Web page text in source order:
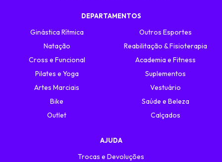
DEPARTAMENTOS
Ginástica Rítmica
Natação
Cross e Funcional
Pilates e Yoga
Artes Marciais
Bike
Outlet
Outros Esportes
Reabilitação & Fisioterapia
Academia e Fitness
Suplementos
Vestuário
Saúde e Beleza
Calçados
AJUDA
Trocas e Devoluções